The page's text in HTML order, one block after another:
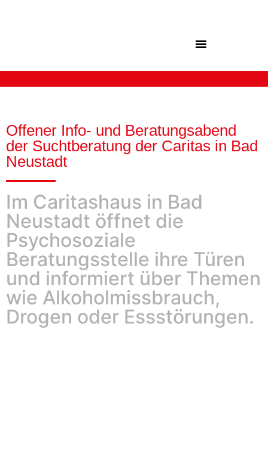
Offener Info- und Beratungsabend
der Suchtberatung der Caritas in Bad
Neustadt
Im Caritashaus in Bad
Neustadt öffnet die
Psychosoziale
Beratungsstelle ihre Türen
und informiert über Themen
wie Alkoholmissbrauch,
Drogen oder Essstörungen.